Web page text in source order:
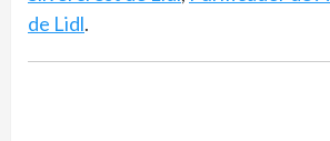
de Lidl.